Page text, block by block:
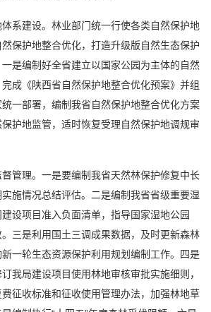
建设。林业部门统一行使各类自然保护地
保护地整合优化，打造升级版自然生态保护
是编制好全省建立以国家公园为主体的自然
成《陕西省自然保护地整合优化预案》并组
一部署，编制我省自然保护地整合优化方案
护地监管，适时恢复受理自然保护地调规审
理。一是要编制我省天然林保护修复中长
施情况总结评估。二是编制我省省级重要湿
设项目准入负面清单，指导国家湿地公园
。三是利用国土三调成果数据，及时更新森林
一轮生态资源保护利用规划编制工作。四是
我局建设项目使用林地审核审批实施细则，
征收标准和征收使用管理办法，加强林地草